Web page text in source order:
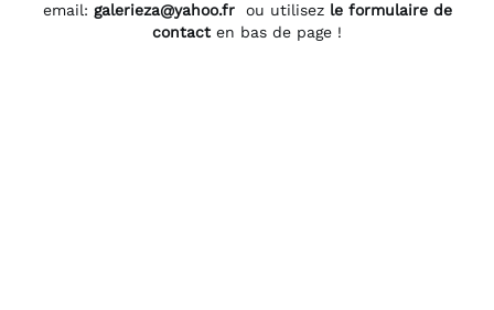
email: galerieza@yahoo.fr ou utilisezle formulaire de
contact en bas de page !